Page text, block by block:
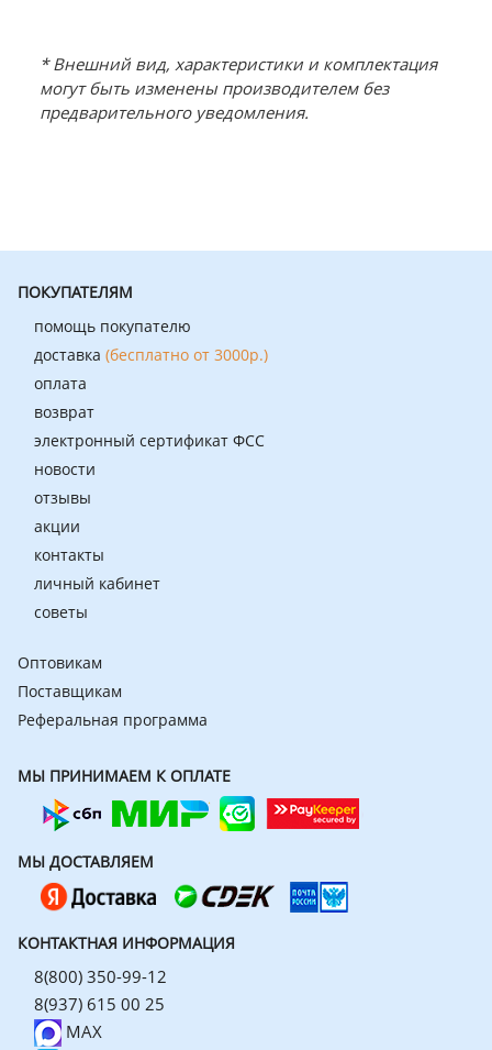
* Внешний вид, характеристики и комплектация
могут быть изменены производителем без
предварительного уведомления.
ПОКУПАТЕЛЯМ
помощь покупателю
доставка (бесплатно от 3000р.)
оплата
возврат
электронный сертификат ФСС
новости
отзывы
акции
контакты
личный кабинет
советы
Оптовикам
Поставщикам
Реферальная программа
МЫ ПРИНИМАЕМ К ОПЛАТЕ
МЫ ДОСТАВЛЯЕМ
КОНТАКТНАЯ ИНФОРМАЦИЯ
8(800) 350-99-12
8(937) 615 00 25
MAX